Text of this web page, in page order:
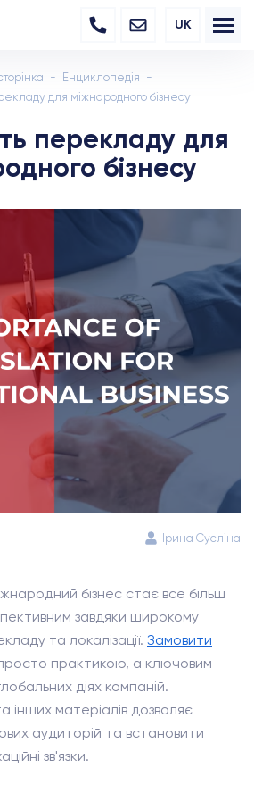
UK
Енциклопедія
для міжнародного бізнесу
перекладу для
бізнесу
Ірина Сусліна
бізнес стає все більш
завдяки широкому
та локалізації. Замовити
практикою, а ключовим
діях компаній.
інших матеріалів дозволяє
аудиторій та встановити
зв'язки.